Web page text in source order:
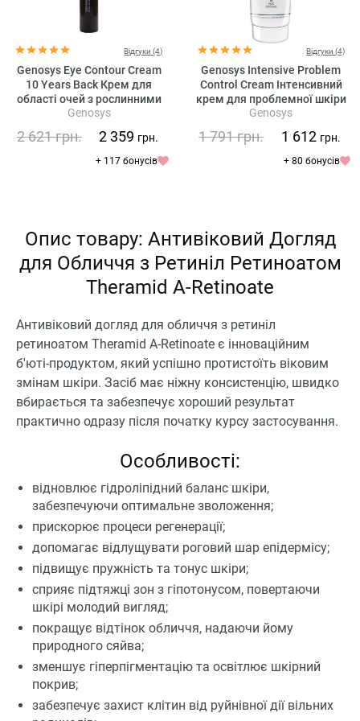
Відгуки (4)
Genosys Eye Contour Cream
10 Years Back Крем для
області очей з рослинними
стовбуровими клітинами
Genosys
2 621грн. 2 359 грн.
+ 117 бонусів
Відгуки (4)
Genosys Intensive Problem
Control Cream Інтенсивний
крем для проблемної шкіри
Genosys
1 791грн. 1 612 грн.
+ 80 бонусів
Опис товару: Антивіковий Догляд
для Обличчя з Ретиніл Ретиноатом
Theramid A-Retinoate
Антивіковий догляд для обличчя з ретиніл
ретиноатом Theramid A-Retinoate є інноваційним
б'юті-продуктом, який успішно протистоїть віковим
змінам шкіри. Засіб має ніжну консистенцію, швидко
вбирається та забезпечує хороший результат
практично одразу після початку курсу застосування.
Особливості:
відновлює гідроліпідний баланс шкіри,
забезпечуючи оптимальне зволоження;
прискорює процеси регенерації;
допомагає відлущувати роговий шар епідермісу;
підвищує пружність та тонус шкіри;
сприяє підтяжці зон з гіпотонусом, повертаючи
шкірі молодий вигляд;
покращує відтінок обличчя, надаючи йому
природного сяйва;
зменшує гіперпігментацію та освітлює шкірний
покрив;
забезпечує захист клітин від руйнівної дії вільних